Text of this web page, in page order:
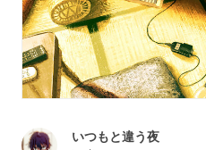
いつもと違う夜